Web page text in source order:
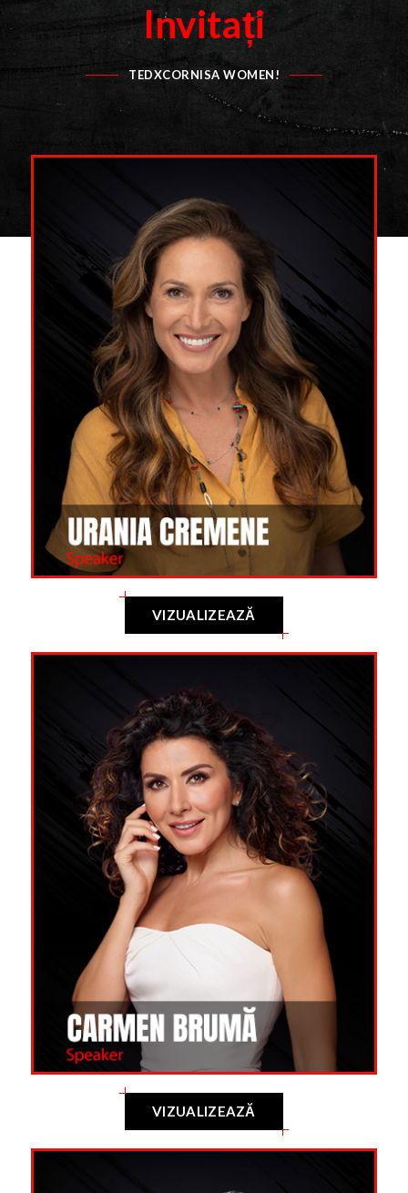
Invitați
TEDXCORNISA WOMEN!
VIZUALIZEAZĂ
VIZUALIZEAZĂ